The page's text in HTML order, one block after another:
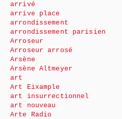
arrivé
arrive place
arrondissement
arrondissement parisien
Arroseur
Arroseur arrosé
Arsène
Arsène Altmeyer
art
Art Eixample
art insurrectionnel
art nouveau
Arte Radio